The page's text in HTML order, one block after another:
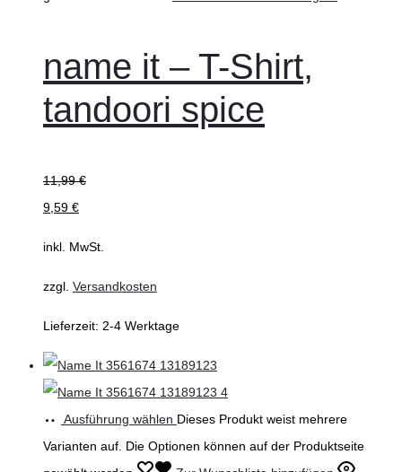
name it – T-Shirt,
tandoori spice
11,99€
9,59 €
inkl. MwSt.
zzgl. Versandkosten
Lieferzeit: 2-4 Werktage
Ausführung wählen Dieses Produkt weist mehrere
Varianten auf. Die Optionen können auf der Produktseite